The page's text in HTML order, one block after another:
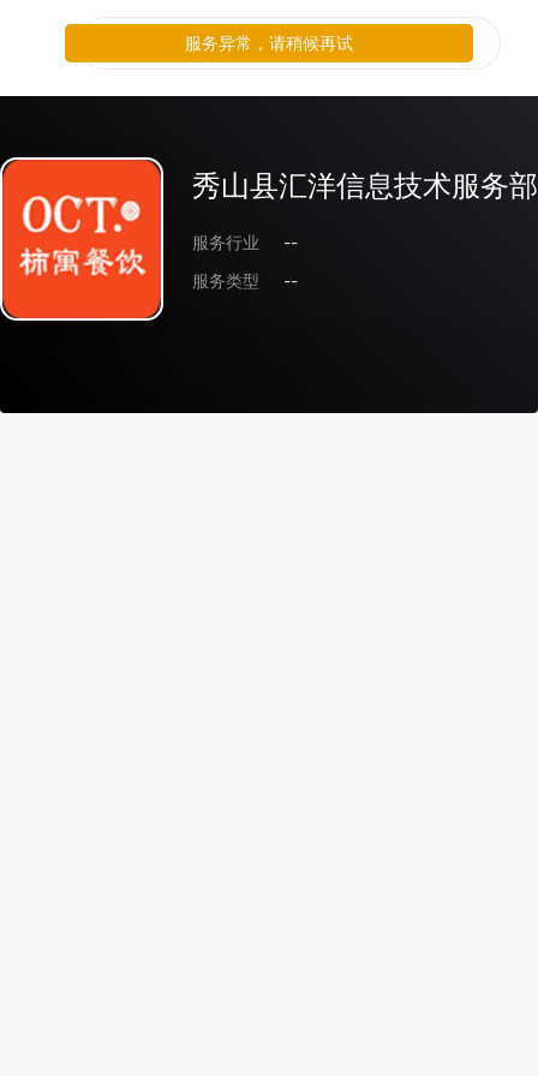
秀山县汇洋信息技术服务
服务行业
--
服务类型
--
服务异常，请稍候再试